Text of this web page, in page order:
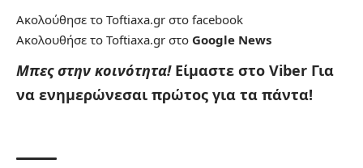
Ακολούθησε το Toftiaxa.gr στο facebook
Ακολουθήσε το Toftiaxa.gr στο Google News
Μπες στην κοινότητα! Είμαστε στο Viber Για
να ενημερώνεσαι πρώτος για τα πάντα!